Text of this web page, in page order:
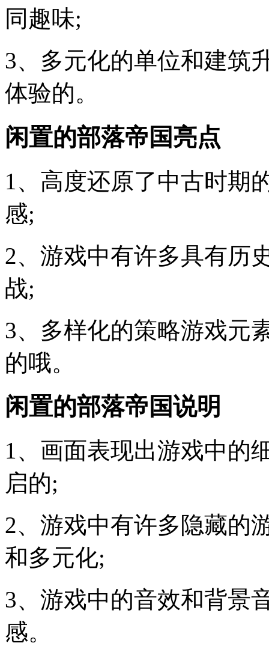
同趣味;
3、多元化的单位和建筑
体验的。
闲置的部落帝国亮点
1、高度还原了中古时期
感;
2、游戏中有许多具有历
战;
3、多样化的策略游戏元
的哦。
闲置的部落帝国说明
1、画面表现出游戏中的
启的;
2、游戏中有许多隐藏的
和多元化;
3、游戏中的音效和背景
感。